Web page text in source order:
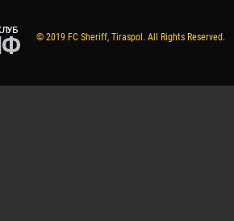
© 2019 FC Sheriff, Tiraspol. All Rights Reserved.